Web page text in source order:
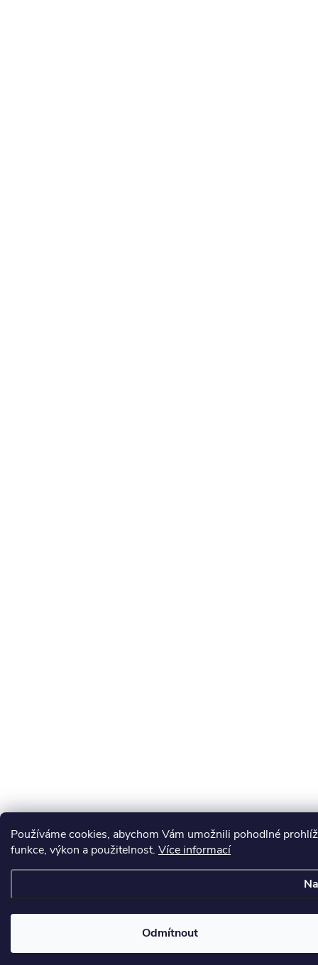
Používáme cookies, abychom Vám umožnili pohodlné
funkce, výkon a použitelnost. Více informací
Odmítnout